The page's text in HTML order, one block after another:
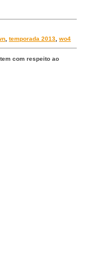
,temporada 2013 ,wo4
com respeito ao